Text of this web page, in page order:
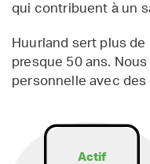
qui contribuent à un
Huurland sert plus
presque 50 ans.
personnelle avec
Actif